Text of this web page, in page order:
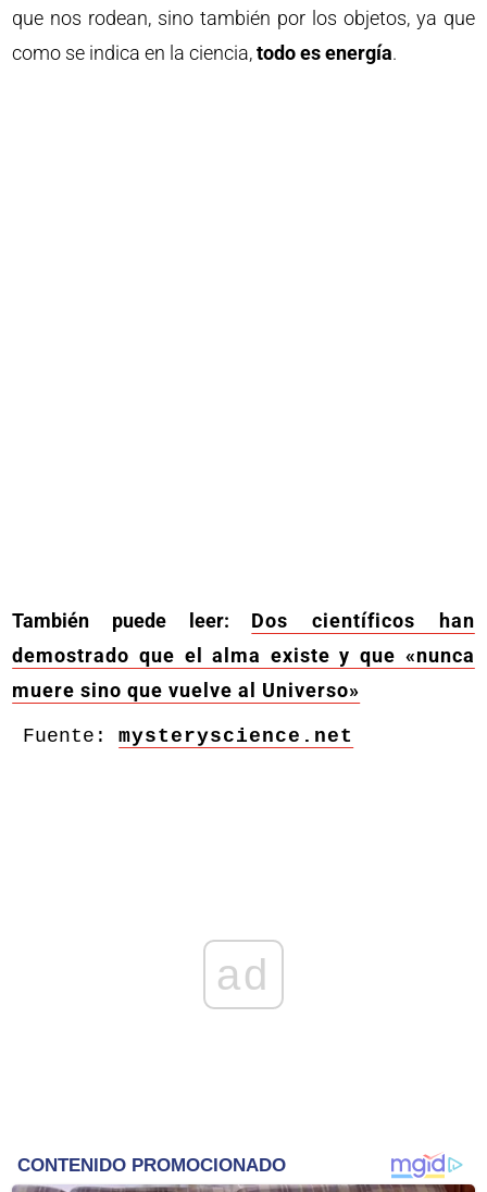
que nos rodean, sino también por los objetos, ya que
como se indica en la ciencia,todo es energía.
También puede leer:
Dos científicos han
demostrado que el alma existe y que «nunca
muere sino que vuelve al Universo»
Fuente: mysteryscience.net
ad